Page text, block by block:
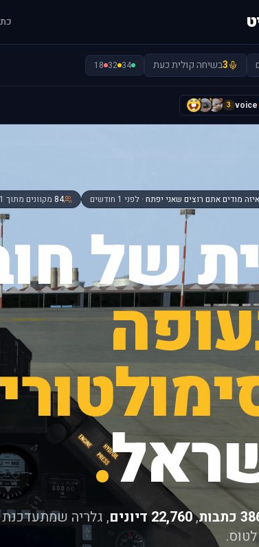
3בשיחה קולית כעת 34
32
18
voice
3
A
I
I
איזה מודים אתם רוצים שאני יפתח · לפני 1 חודשים 84 מקוונים מתוך 751 חברי דיסקורד
של
.
כתבות ,22,760 דיונים
, גלריה